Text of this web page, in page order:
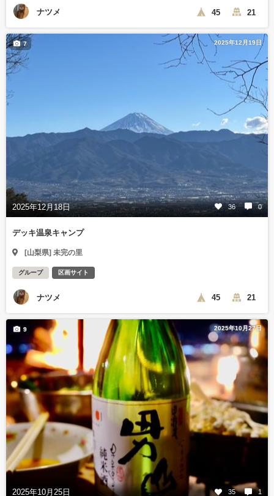
ナツメ 45 21
2025年12月19日
2025年12月18日 36 0
7
デッキ温泉キャンプ
[山梨県] 未完の里
グループ 区画サイト
ナツメ 45 21
2025年10月27日
2025年10月25日 35 1
9